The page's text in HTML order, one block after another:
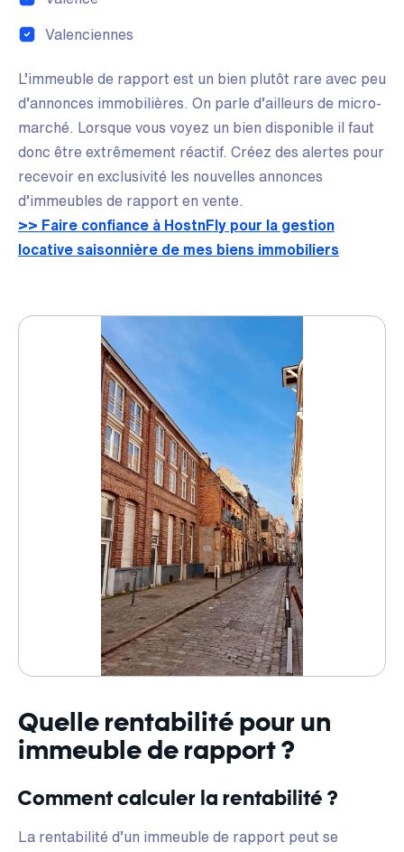
Valenciennes
L’immeuble de rapport est un bien plutôt rare avec peu
d’annonces immobilières. On parle d’ailleurs de micro-
marché. Lorsque vous voyez un bien disponible il faut
donc être extrêmement réactif. Créez des alertes pour
recevoir en exclusivité les nouvelles annonces
d’immeubles de rapport en vente.
>> Faire confiance à HostnFly pour la gestion
locative saisonnière de mes biens immobiliers
Quelle rentabilité pour un
immeuble de rapport ?
Comment calculer la rentabilité ?
La rentabilité d’un immeuble de rapport peut se